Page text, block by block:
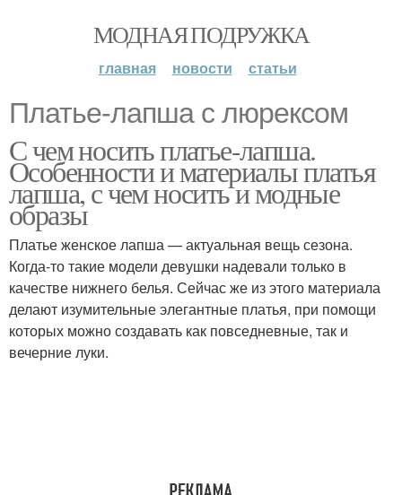
МОДНАЯ ПОДРУЖКА
главная новости статьи
Платье-лапша с люрексом
С чем носить платье-лапша.
Особенности и материалы платья
лапша, с чем носить и модные
образы
Платье женское лапша — актуальная вещь сезона.
Когда-то такие модели девушки надевали только в
качестве нижнего белья. Сейчас же из этого материала
делают изумительные элегантные платья, при помощи
которых можно создавать как повседневные, так и
вечерние луки.